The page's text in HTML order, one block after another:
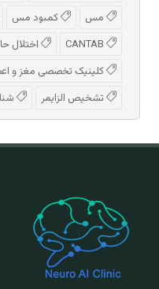
مس
کمبود مس
اختلال
کلینیک تخصصی مغز و
تشخیص الزایمر